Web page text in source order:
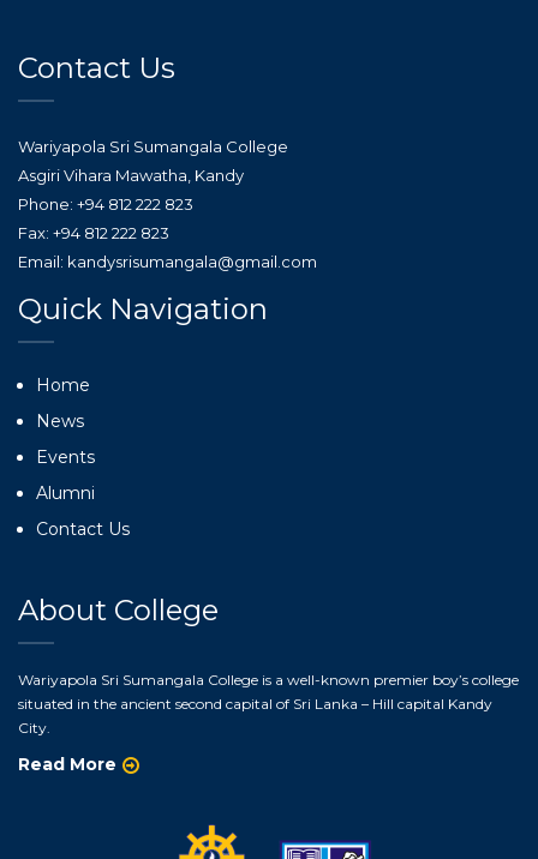
Contact Us
Wariyapola Sri Sumangala College
Asgiri Vihara Mawatha, Kandy
Phone: +94 812 222 823
Fax: +94 812 222 823
Email: kandysrisumangala@gmail.com
Quick Navigation
Home
News
Events
Alumni
Contact Us
About College
Wariyapola Sri Sumangala College is a well-known premier boy’s college
situated in the ancient second capital of Sri Lanka – Hill capital Kandy
City.
Read More